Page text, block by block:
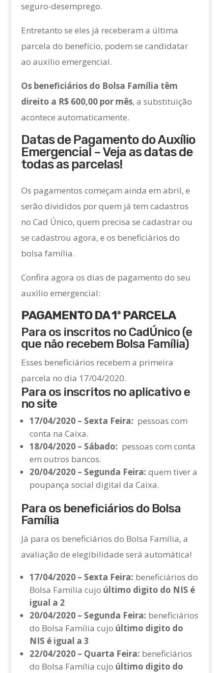
seguro-desemprego.
Entretanto se eles já receberam a última
parcela do benefício, podem se candidatar
ao auxílio emergencial.
Os beneficiários do Bolsa Família têm
direito a R$ 600,00 por mês, a substituição
acontece automaticamente.
Datas de Pagamento do Auxílio
Emergencial – Veja as datas de
todas as parcelas!
Os pagamentos começam ainda em abril, e
serão divididos por quem já tem cadastros
no Cad Único, quem precisa se cadastrar ou
se cadastrou agora, e os beneficiários do
bolsa família.
Confira agora os dias de pagamento do seu
auxílio emergencial:
PAGAMENTO DA 1ª PARCELA
Para os inscritos no CadÚnico (e
que não recebem Bolsa Família)
Esses beneficiários recebem a primeira
parcela no dia 17/04/2020.
Para os inscritos no aplicativo e
no site
17/04/2020 – Sexta Feira: pessoas com
conta na Caixa.
18/04/2020 – Sábado: pessoas com conta
em outros bancos.
20/04/2020 – Segunda Feira: quem tiver a
poupança social digital da Caixa.
Para os beneficiários do Bolsa
Família
Já para os beneficiários do Bolsa Família, a
avaliação de elegibilidade será automática!
17/04/2020 – Sexta Feira: beneficiários do
Bolsa Família cujo último digito do NIS é
igual a 2
20/04/2020 – Segunda Feira: beneficiários
do Bolsa Família cujo último digito do
NIS é igual a 3
22/04/2020 – Quarta Feira: beneficiários
do Bolsa Família cujo último digito do